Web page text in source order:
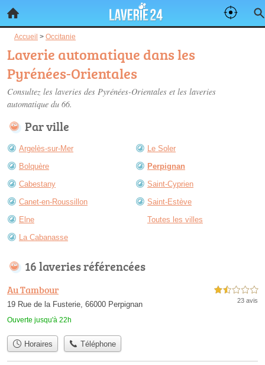
Accueil > Occitanie
Laverie automatique dans les
Pyrénées-Orientales
Consultez les laveries des Pyrénées-Orientales et les laveries
automatique du 66.
Par ville
Argelès-sur-Mer
Bolquère
Cabestany
Canet-en-Roussillon
Elne
La Cabanasse
Le Soler
Perpignan
Saint-Cyprien
Saint-Estève
Toutes les villes
16 laveries référencées
Au Tambour
19 Rue de la Fusterie, 66000 Perpignan
Ouverte jusqu'à 22h
1,5 étoiles sur 5
23 avis
Horaires Téléphone